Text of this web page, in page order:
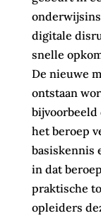
digitale
snelle
De nieuwe
ontstaan
bijvoorbeeld
het beroep
basiskennis
in dat
praktische
opleiders